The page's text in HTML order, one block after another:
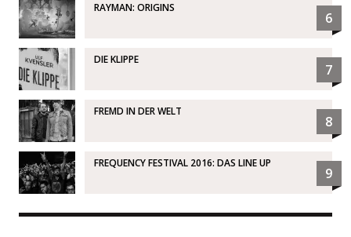
RAYMAN: ORIGINS
6
DIE KLIPPE
7
FREMD IN DER WELT
8
FREQUENCY FESTIVAL 2016: DAS LINE UP
9